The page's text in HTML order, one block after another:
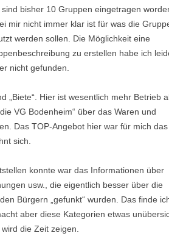
sind bisher 10 Gruppen eingetragen
mir nicht immer klar ist für was die
werden sollen. Die Möglichkeit eine
zu erstellen habe ich
nicht gefunden.
„Biete“. Hier ist wesentlich mehr Betrieb
VG Bodenheim“ über das Waren und
Das TOP-Angebot hier war für mich das
sich.
konnte war das Informationen über
usw., die eigentlich besser über die
Bürgern „gefunkt“ wurden. Das finde
aber diese Kategorien etwas
die Zeit zeigen.